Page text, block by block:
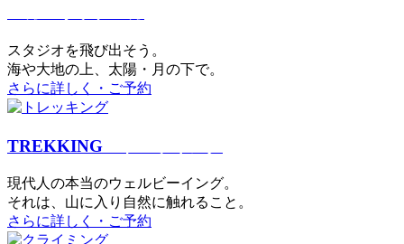
スタジオを⾶び出そう。
海や大地の上、太陽・⽉の下で。
さらに詳しく・ご予約
TREKKING
現代⼈の本当のウェルビーイング。
それは、⼭に⼊り⾃然に触れること。
さらに詳しく・ご予約